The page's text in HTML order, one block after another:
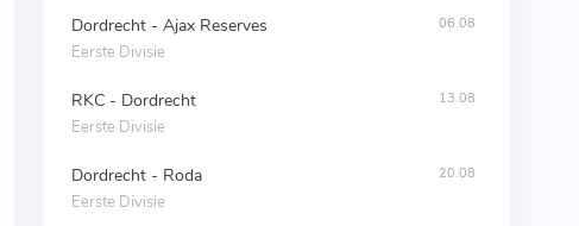
Dordrecht - Ajax Reserves
Eerste Divisie
06.08
RKC - Dordrecht
Eerste Divisie
13.08
Dordrecht - Roda
Eerste Divisie
20.08